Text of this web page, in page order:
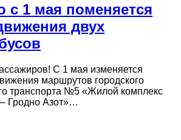
с 1 мая поменяется
двух
С 1 мая изменяется
маршрутов городского
транспорта №5 «Жилой комплекс
Гродно Азот»…